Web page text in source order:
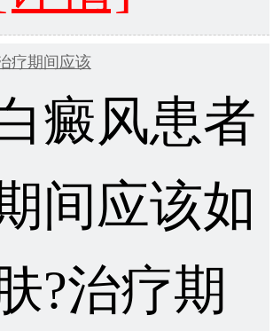
疗期间应该
癜风患者
间应该如
?治疗期